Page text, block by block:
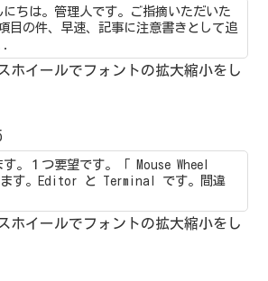
ちは。管理人です。ご指摘いただいた
目の件、早速、記事に注意書きとして追
ホイールでフォントの拡大縮小をし
。１つ要望です。「 Mouse Wheel
ます。Editor と Terminal です。間違
ホイールでフォントの拡大縮小をし